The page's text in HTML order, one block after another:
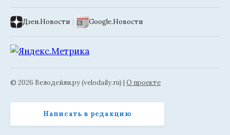
Дзен.Новости | Google.Новости
© 2026 Велодейли.ру (velodaily.ru) | О проекте
Написать в редакцию